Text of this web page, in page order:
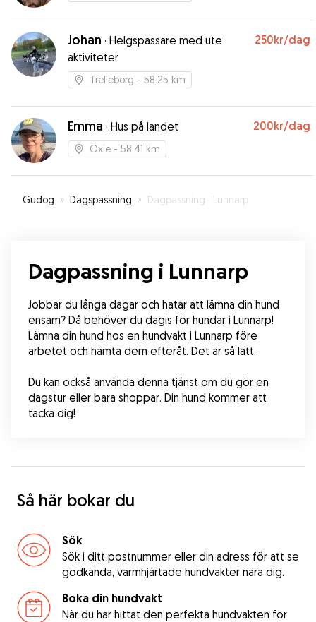
Johan · Helgspassare med ute
aktiviteter
250kr/dag
Trelleborg - 58.25 km
Emma · Hus på landet 200kr/dag
Oxie - 58.41 km
Gudog » Dagspassning » Dagpassning i Lunnarp
Dagpassning i Lunnarp
Jobbar du långa dagar och hatar att lämna din hund
ensam? Då behöver du dagis för hundar i Lunnarp!
Lämna din hund hos en hundvakt i Lunnarp före
arbetet och hämta dem efteråt. Det är så lätt.
Du kan också använda denna tjänst om du gör en
dagstur eller bara shoppar. Din hund kommer att
tacka dig!
Så här bokar du
Sök
Sök i ditt postnummer eller din adress för att se
godkända, varmhjärtade hundvakter nära dig.
Boka din hundvakt
När du har hittat den perfekta hundvakten för